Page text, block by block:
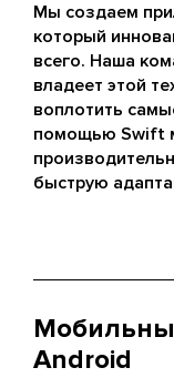
Мы создаем
который
всего. Наша
владеет этой
воплотить
помощью Swift
быструю
Android